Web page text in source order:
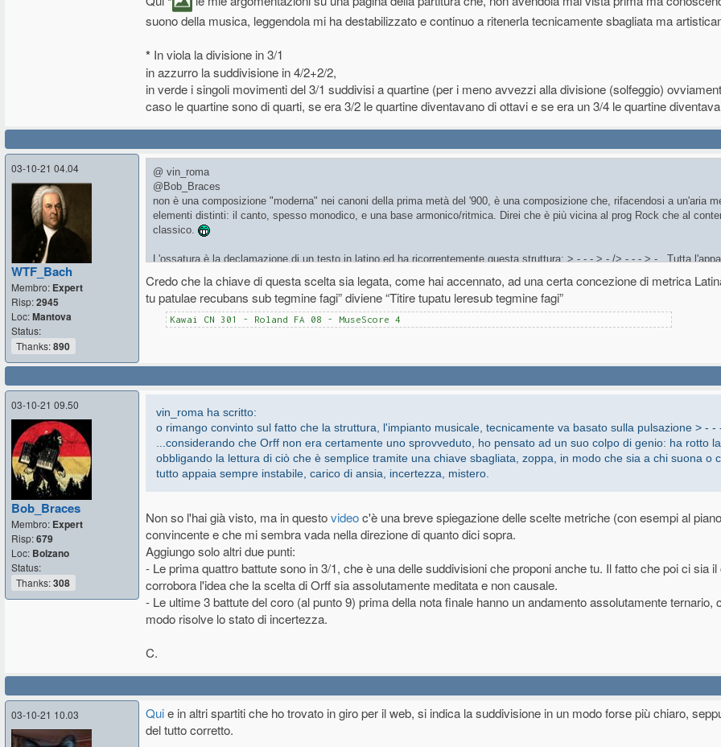
suono della musica, leggendola mi ha destabilizzato e continuo a ritenerla tecnicamente sbagliata ma
* In viola la divisione in 3/1
in azzurro la suddivisione in 4/2+2/2,
in verde i singoli movimenti del 3/1 suddivisi a quartine (per i meno avvezzi alla divisione (solfeggio)
caso le quartine sono di quarti, se era 3/2 le quartine diventavano di ottavi e se era un 3/4 le quartine
03-10-21 04.04
WTF_Bach
Membro: Expert
Risp:2945
Loc:Mantova
Status:
Thanks:890
@ vin_roma
@Bob_Braces
non è una composizione "moderna" nei canoni della prima metà del '900, è una composizione che, rifacendosi a un'aria
elementi distinti: il canto, spesso monodico, e una base armonico/ritmica. Direi che è più vicina al prog Rock che al
classico.
L'ossatura è la declamazione di un testo in latino ed ha ricorrentemente questa struttura: > - - - > - /> - - - > - . Tutta
chiamata in partitura.
Sono due giorni che ne discuto anche in un altro gruppo e tra loro c'è chi ha giustificato la divisione in 3/2 per l'esigenza
fonetica latina sui battere ma anche chi ha ammesso che per eseguirla con cori amatoriali ha dovuto cambiare la
Io rimango convinto sul fatto che la struttura, l'impianto musicale, tecnicamente va basato sulla pulsazione > - - - > -, ma
Qui
le mie argomentazioni su una pagina della partitura che, non avendola mai vista prima ma conoscendone solo
musica, leggendola mi ha destabilizzato e continuo a ritenerla tecnicamente sbagliata ma artisticamente d'effetto.
In viola la divisione in 3/1
in azzurro la suddivisione in 4/2+2/2,
in verde i singoli movimenti del 3/1 suddivisi a quartine (per i meno avvezzi alla divisione (solfeggio) ovviamente in
Credo che la chiave di questa scelta sia legata, come hai accennato, ad una certa concezione di metrica
tu patulae recubans sub tegmine fagi” diviene “Titire tupatu leresub tegmine fagi”
Kawai CN 301 - Roland FA 08 - MuseScore 4
03-10-21 09.50
Bob_Braces
Membro: Expert
Risp:679
Loc: Bolzano
Status:
Thanks:308
vin_roma ha scritto:
o rimango convinto sul fatto che la struttura, l'impianto musicale, tecnicamente va basato sulla pulsazione > - -
...considerando che Orff non era certamente uno sprovveduto, ho pensato ad un suo colpo di genio: ha rotto
obbligando la lettura di ciò che è semplice tramite una chiave sbagliata, zoppa, in modo che sia a chi suona o
tutto appaia sempre instabile, carico di ansia, incertezza, mistero.
Non so l'hai già visto, ma in questovideoc'è una breve spiegazione delle scelte metriche (con esempi al
convincente e che mi sembra vada nella direzione di quanto dici sopra.
Aggiungo solo altri due punti:
- Le prima quattro battute sono in 3/1, che è una delle suddivisioni che proponi anche tu. Il fatto che poi ci sia
corrobora l'idea che la scelta di Orff sia assolutamente meditata e non causale.
- Le ultime 3 battute del coro (al punto 9) prima della nota finale hanno un andamento assolutamente ternario,
modo risolve lo stato di incertezza.
C.
03-10-21 10.03 Quie in altri spartiti che ho trovato in giro per il web, si indica la suddivisione in un modo forse più chiaro,
del tutto corretto.